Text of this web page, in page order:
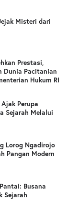
Misteri dari
Prestasi,
Dunia Pacitanian
Hukum RI
Perupa
Sejarah Melalui
Lorog Ngadirojo
Pangan Modern
Busana
Sejarah